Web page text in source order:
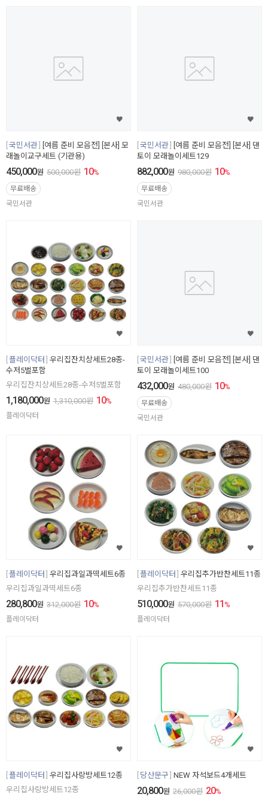
국민서관
[여름 준비 모음전] [본사] 모
래놀이교구세트 (기관용)
450,000원 500,000원 10%
무료배송
국민서관
국민서관
[여름 준비 모음전] [본사] 댄
토이 모래놀이세트129
882,000원 980,000원 10%
무료배송
국민서관
플레이닥터 우리집잔치상세트28종-
수저5벌포함
우리집잔치상세트28종-수저5벌포함
1,180,000원 1,310,000원 10%
플레이닥터
국민서관
[여름 준비 모음전] [본사] 댄
토이 모래놀이세트100
432,000원 480,000원 10%
무료배송
국민서관
플레이닥터 우리집과일과떡세트6종
우리집과일과떡세트6종
280,800원 312,000원 10%
플레이닥터
플레이닥터 우리집추가반찬세트11종
우리집추가반찬세트11종
510,000원 570,000원 11 %
플레이닥터
플레이닥터 우리집사랑방세트12종
우리집사랑방세트12종
당산문구 NEW 자석보드4개세트
20,800원 26,000원 20%